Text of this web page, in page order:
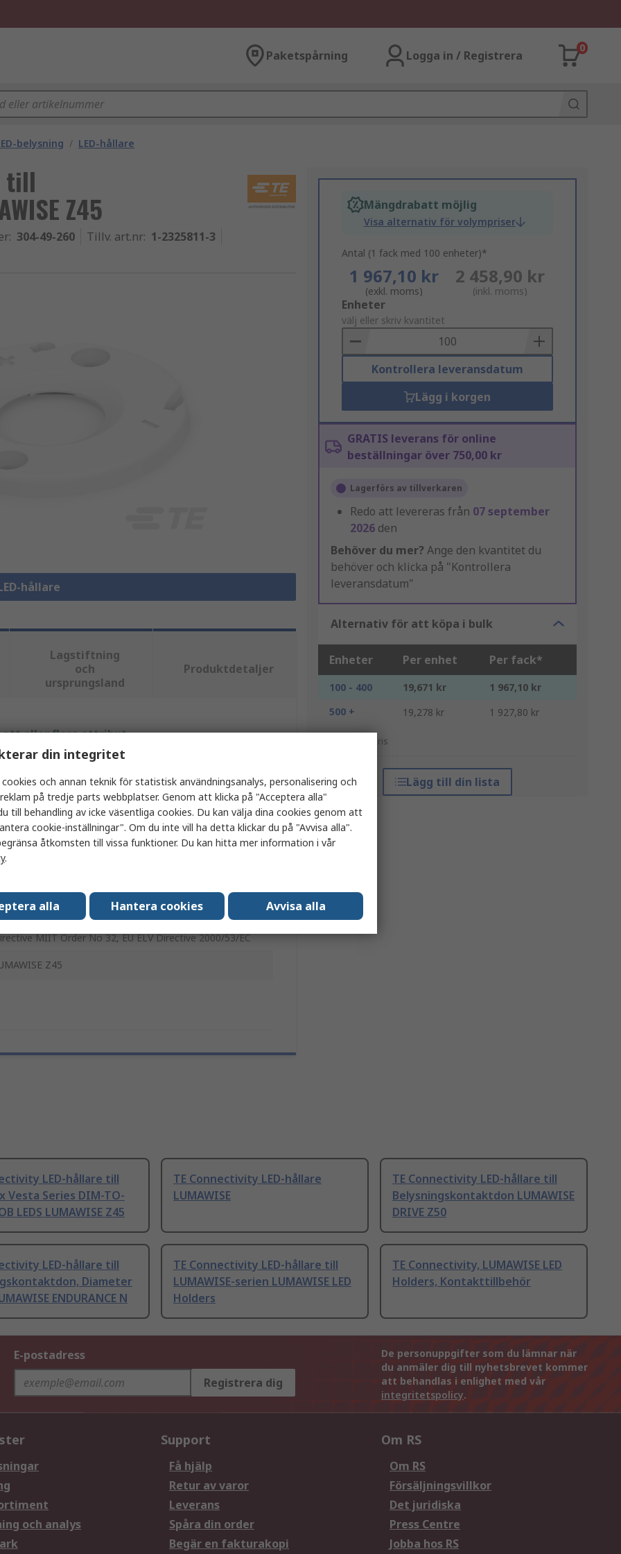
Paketspårning Logga in / Registrera
0
belysning / LED-hållare
till
Z45
: 304-49-260 Tillv. art.nr: 1-2325811-3
hållare
Mängdrabatt möjlig
Visa alternativ för volympriser
Antal (1 fack med 100 enheter)*
1 967,10 kr
(exkl. moms)
2 458,90 kr
(inkl. moms)
Add
to
Basket
Enheter
välj eller skriv kvantitet
Kontrollera leveransdatum
Lägg i korgen
GRATIS leverans för online
beställningar över 750,00 kr
Lagerförs av tillverkaren
Redo att levereras från 07 september
2026 den
Behöver du mer? Ange den kvantitet du
behöver och klicka på "Kontrollera
leveransdatum"
Alternativ för att köpa i bulk
Enheter Per enhet Per fack*
100 - 400 19,671 kr
1 967,10 kr
500 +
19,278 kr 1 927,80 kr
*vägledande pris
Lägg till din lista
Lagstiftning
och
ursprungsland
Produktdetaljer
ett eller flera attribut.
Connectivity
hållare
hållare
RoHS Directive 2011/65/EU, IEC 60838, EU REACH
(EC) No. 1907/2006, 2016, China RoHS 2
MIIT Order No 32, EU ELV Directive 2000/53/EC
Z45
LED-hållare till
Vesta Series DIM-TO-
LEDS LUMAWISE Z45
TE Connectivity LED-hållare
LUMAWISE
TE Connectivity LED-hållare till
Belysningskontaktdon LUMAWISE
DRIVE Z50
LED-hållare till
Diameter
ENDURANCE N
TE Connectivity LED-hållare till
LUMAWISE-serien LUMAWISE LED
Holders
TE Connectivity, LUMAWISE LED
Holders, Kontakttillbehör
E-postadress
Registrera dig
De personuppgifter som du lämnar när
du anmäler dig till nyhetsbrevet kommer
att behandlas i enlighet med vår
integritetspolicy.
och analys
Support
Få hjälp
Retur av varor
Leverans
Spåra din order
Begär en fakturakopi
Om RS
Om RS
Försäljningsvillkor
Det juridiska
Press Centre
Jobba hos RS
din integritet
cookies och annan teknik för statistisk användningsanalys, personalisering och
på tredje parts webbplatser. Genom att klicka på "Acceptera alla"
till behandling av icke väsentliga cookies. Du kan välja dina cookies genom att
cookie-inställningar". Om du inte vill ha detta klickar du på "Avvisa alla".
åtkomsten till vissa funktioner. Du kan hitta mer information i vår
.
alla Hantera cookies Avvisa alla